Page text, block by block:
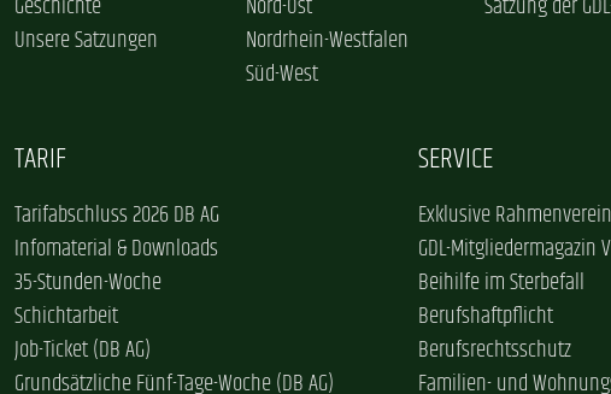
Geschichte
Unsere Satzungen
Nord-Ost
Nordrhein-Westfalen
Süd-West
Satzung der
TARIF
Tarifabschluss 2026 DB AG
Infomaterial & Downloads
35-Stunden-Woche
Schichtarbeit
Job-Ticket (DB AG)
Grundsätzliche Fünf-Tage-Woche (DB AG)
SERVICE
Exklusive
GDL-Mitgliedermagazin
Beihilfe im Sterbefall
Berufshaftpflicht
Berufsrechtsschutz
Familien- und